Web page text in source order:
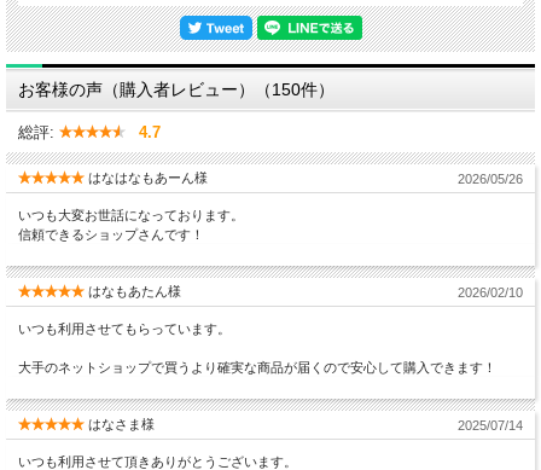
お客様の声（購入者レビュー）（150件）
総評: 4.7
はなはなもあーん様 2026/05/26
いつも大変お世話になっております。
信頼できるショップさんです！
はなもあたん様 2026/02/10
いつも利用させてもらっています。
大手のネットショップで買うより確実な商品が届くので安心して購入できます！
はなさま様 2025/07/14
いつも利用させて頂きありがとうございます。